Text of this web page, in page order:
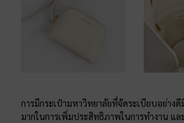
การมีกระเป๋ามหาวิทยาลัยที่จัดระเบียบอย่าง
มากในการเพิ่มประสิทธิภาพในการทำงาน แ